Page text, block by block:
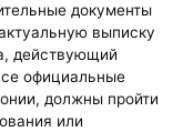
документы
выписку
действующий
официальные
должны пройти
или